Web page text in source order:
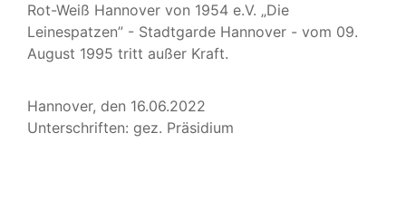
Rot-Weiß Hannover von 1954 e.V. „Die
Leinespatzen” - Stadtgarde Hannover - vom 09.
August 1995 tritt außer Kraft.
Hannover, den 16.06.2022
Unterschriften: gez. Präsidium